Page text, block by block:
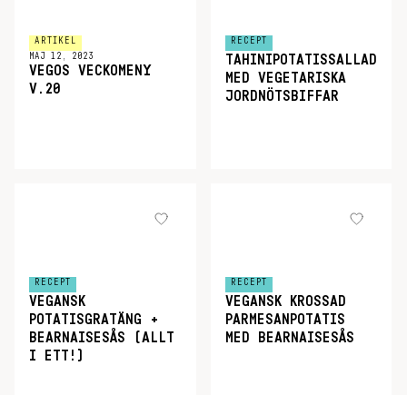
ARTIKEL
MAJ 12, 2023
VEGOS VECKOMENY
V.20
RECEPT
TAHINIPOTATISSALLAD
MED VEGETARISKA
JORDNÖTSBIFFAR
RECEPT
VEGANSK
POTATISGRATÄNG +
BEARNAISESÅS (ALLT
I ETT!)
RECEPT
VEGANSK KROSSAD
PARMESANPOTATIS
MED BEARNAISESÅS